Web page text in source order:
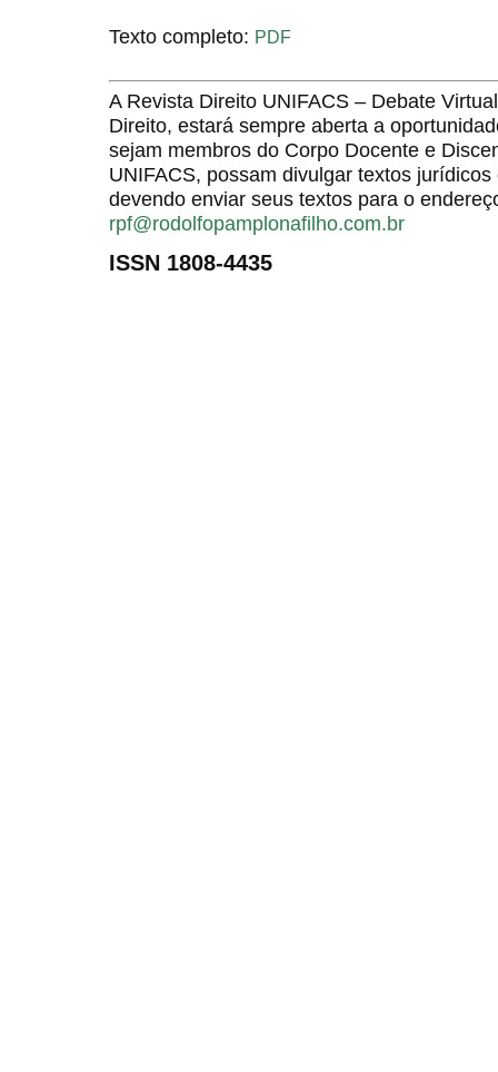
Texto completo: PDF
A Revista Direito UNIFACS – Debate
Direito, estará sempre aberta a
sejam membros do Corpo Docente e
UNIFACS, possam divulgar textos
devendo enviar seus textos para o
rpf@rodolfopamplonafilho.com.br
ISSN 1808-4435